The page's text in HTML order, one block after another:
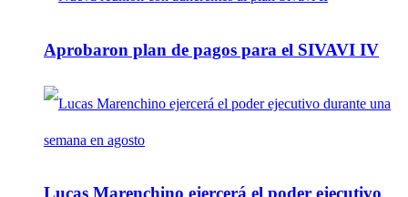
Aprobaron plan de pagos para el SIVAVI IV